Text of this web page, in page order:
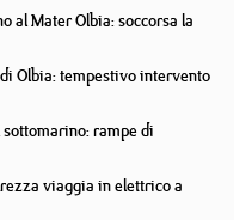
al Mater Olbia: soccorsa la
Olbia: tempestivo intervento
rampe di
viaggia in elettrico a